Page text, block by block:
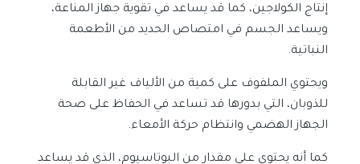
إنتاج الكولاجين، كما قد يساعد في تقوية جهاز المناعة،
ويساعد الجسم في امتصاص الحديد من الأطعمة
النباتية.
ويحتوي الملفوف على كمية من الألياف غير القابلة
للذوبان، التي بدورها قد تساعد في الحفاظ على صحة
الجهاز الهضمي وانتظام حركة الأمعاء.
كما أنه يحتوي على مقدار من البوتاسيوم، الذي قد يساعد